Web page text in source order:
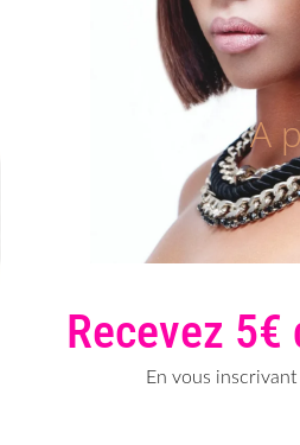
A
Recevez
En vous